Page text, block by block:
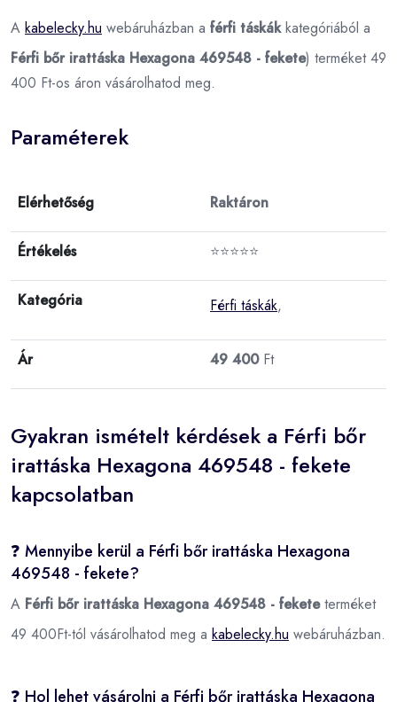
A kabelecky.hu webáruházban a férfi táskákkategóriából a
Férfi bőr irattáska Hexagona 469548 - fekete) terméket 49
400 Ft-os áron vásárolhatod meg.
Paraméterek
Elérhetőség Raktáron
Értékelés ⭐⭐⭐⭐⭐
Kategória Férfi táskák,
Ár 49 400Ft
Gyakran ismételt kérdések a Férfi bőr
irattáska Hexagona 469548 - fekete
kapcsolatban
❓ Mennyibe kerül a Férfi bőr irattáska Hexagona
469548 - fekete?
A Férfi bőr irattáska Hexagona 469548 - feketeterméket
49 400Ft-tól vásárolhatod meg a kabelecky.hu webáruházban.
❓ Hol lehet vásárolni a Férfi bőr irattáska Hexagona